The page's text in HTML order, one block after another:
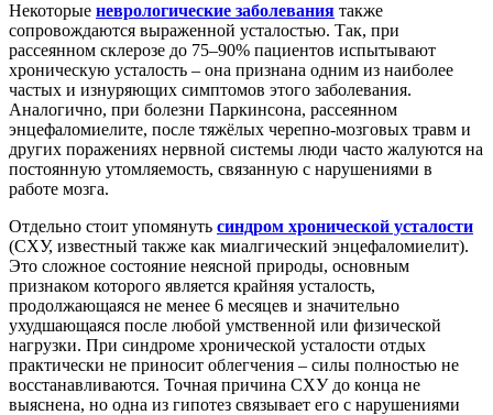
Некоторые неврологические заболевания также
сопровождаются выраженной усталостью. Так, при
рассеянном склерозе до 75–90% пациентов испытывают
хроническую усталость – она признана одним из наиболее
частых и изнуряющих симптомов этого заболевания.
Аналогично, при болезни Паркинсона, рассеянном
энцефаломиелите, после тяжёлых черепно-мозговых травм и
других поражениях нервной системы люди часто жалуются на
постоянную утомляемость, связанную с нарушениями в
работе мозга.
Отдельно стоит упомянуть синдром хронической усталости
(СХУ, известный также как миалгический энцефаломиелит).
Это сложное состояние неясной природы, основным
признаком которого является крайняя усталость,
продолжающаяся не менее 6 месяцев и значительно
ухудшающаяся после любой умственной или физической
нагрузки. При синдроме хронической усталости отдых
практически не приносит облегчения – силы полностью не
восстанавливаются. Точная причина СХУ до конца не
выяснена, но одна из гипотез связывает его с нарушениями